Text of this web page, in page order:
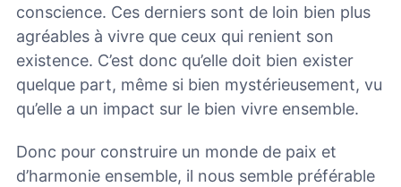
conscience. Ces derniers sont de loin bien plus
agréables à vivre que ceux qui renient son
existence. C’est donc qu’elle doit bien exister
quelque part, même si bien mystérieusement, vu
qu’elle a un impact sur le bien vivre ensemble.
Donc pour construire un monde de paix et
d’harmonie ensemble, il nous semble préférable